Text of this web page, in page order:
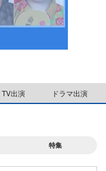
M
t
TV出演 ドラマ出演
特集